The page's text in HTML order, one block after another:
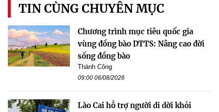
TIN CÙNG CHUYÊN MỤC
Chương trình mục tiêu quốc gia
vùng đồng bào DTTS: Nâng cao đời
sống đồng bào
Thành Công
09:00 06/08/2026
Lào Cai hỗ trợ người di dời khỏi